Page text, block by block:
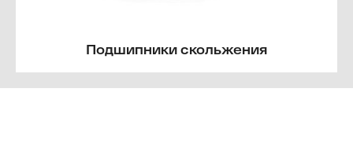
Подшипники скольжения